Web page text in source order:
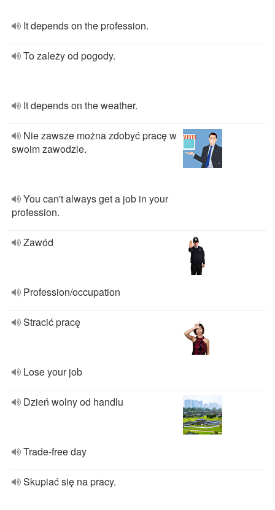
It depends on the profession.
To zależy od pogody.
It depends on the weather.
Nie zawsze można zdobyć pracę w
swoim zawodzie.
You can't always get a job in your
profession.
Zawód
Profession/occupation
Stracić pracę
Lose your job
Dzień wolny od handlu
Trade-free day
Skupiać się na pracy.